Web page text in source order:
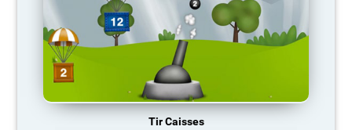
Tir Caisses